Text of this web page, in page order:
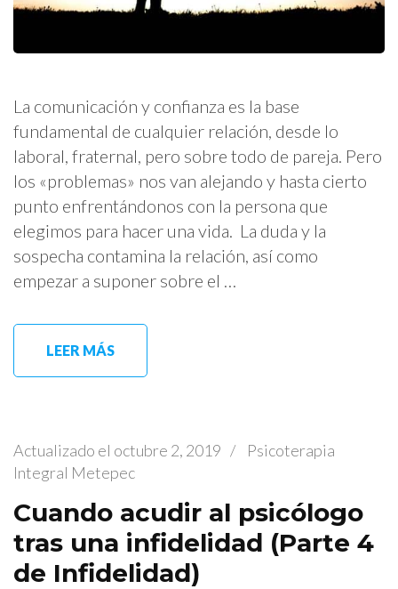
La comunicación y confianza es la base
fundamental de cualquier relación, desde lo
laboral, fraternal, pero sobre todo de pareja. Pero
los «problemas» nos van alejando y hasta cierto
punto enfrentándonos con la persona que
elegimos para hacer una vida. La duda y la
sospecha contamina la relación, así como
empezar a suponer sobre el …
LEER MÁS
Actualizado el octubre 2, 2019 /
Psicoterapia
Integral Metepec
Cuando acudir al psicólogo
tras una infidelidad (Parte 4
de Infidelidad)